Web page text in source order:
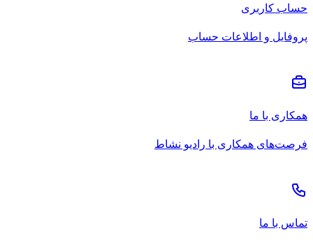
حساب کاربری
پروفایل و اطلاعات حساب
همکاری با ما
فرصت‌های همکاری با رادیو نشاط
تماس با ما